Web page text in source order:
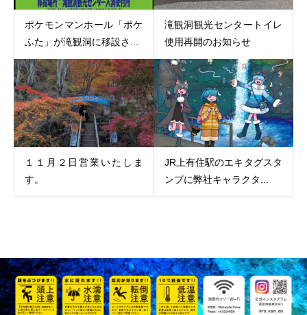
ポケモンマンホール「ポケ
ふた」が滝観洞に移設さ...
滝観洞観光センタートイレ
使用再開のお知らせ
１１月２日営業いたしま
す。
JR上有住駅のエキタグスタ
ンプに弊社キャラクタ...